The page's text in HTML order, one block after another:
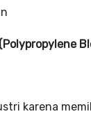
karena